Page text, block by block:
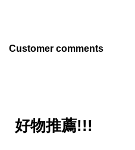
Customer comments
好物推薦!!!